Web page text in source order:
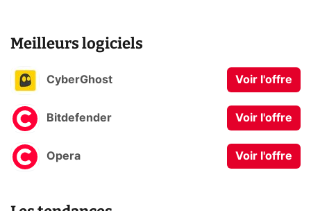
Meilleurs logiciels
CyberGhost Voir l'offre
Bitdefender Voir l'offre
Opera Voir l'offre